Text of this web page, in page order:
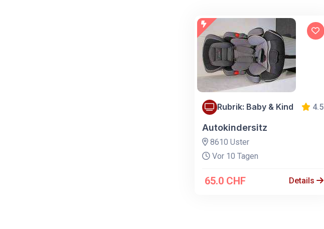
Rubrik: Baby & Kind 4.5
Autokindersitz
8610 Uster
Vor 10 Tagen
65.0 CHF Details